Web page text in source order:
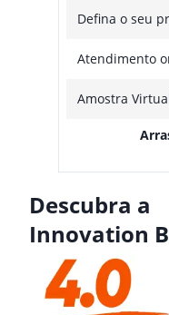
Defina o seu
Atendimento
Amostra
Descubra a
Innovation